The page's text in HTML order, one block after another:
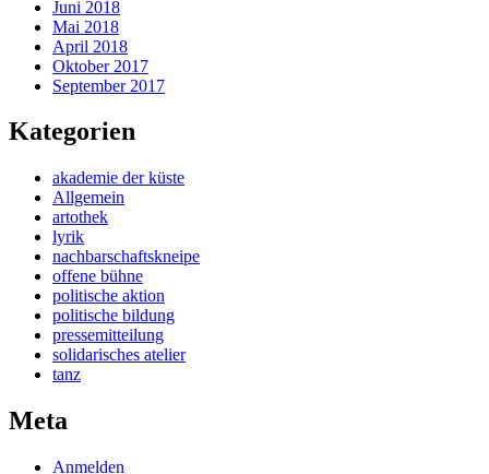
Juni 2018
Mai 2018
April 2018
Oktober 2017
September 2017
Kategorien
akademie der küste
Allgemein
artothek
lyrik
nachbarschaftskneipe
offene bühne
politische aktion
politische bildung
pressemitteilung
solidarisches atelier
tanz
Meta
Anmelden